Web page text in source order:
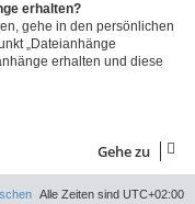
erhalten?
gehe in den persönlichen
„Dateianhänge
erhalten und diese
Gehe zu
Alle Zeiten sind UTC+02:00